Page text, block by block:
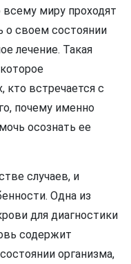
миру проходят
о своем состоянии
лечение. Такая
кто встречается с
почему именно
осознать ее
случаев, и
Одна из
для диагностики
содержит
организма,